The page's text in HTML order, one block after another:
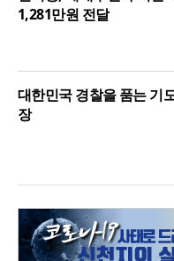
1,281만원 전달
대한민국 경찰을 품는 기
장